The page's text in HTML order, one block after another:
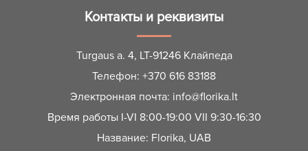
Контакты и реквизиты
Turgaus a. 4, LT-91246 Клайпеда
Телефон: +370 616 83188
Электронная почта: info@florika.lt
Время работы I-VI 8:00-19:00 VII 9:30-16:30
Название: Florika, UAB